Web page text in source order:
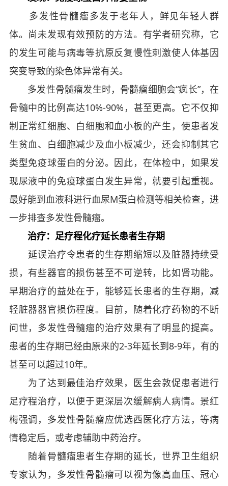
多发性骨髓瘤多发于老年人，鲜见年轻人群
体。尚未发现有效预防的方法。有学者研究称，它
的发生可能与病毒等抗原反复慢性刺激使人体基因
突变导致的染色体异常有关。
多发性骨髓瘤发生时，骨髓瘤细胞会“疯长”，在
骨髓中的比例高达10%-90%，甚至更高。它不仅抑
制正常红细胞、白细胞和血小板的产生，使患者发
生贫血、白细胞减少及血小板减少，还会抑制其它
类型免疫球蛋白的分泌。因此，在体检中，如果发
现尿液中的免疫球蛋白发生异常，就要引起重视。
最好能到血液科进行血尿M蛋白检测等相关检查，进
一步排查多发性骨髓瘤。
治疗：足疗程化疗延长患者生存期
延误治疗令患者的生存期缩短以及脏器持续受
损，有些器官的损伤甚至不可逆转，比如肾功能。
早期治疗的益处在于，能够延长患者的生存期，减
轻脏器器官损伤程度。目前，随着化疗药物的不断
问世，多发性骨髓瘤的治疗效果有了明显的提高。
患者的生存期已经由原来的2-3年延长到8-9年，有的
甚至可以超过10年。
为了达到最佳治疗效果，医生会敦促患者进行
足疗程治疗，以便于更深层次缓解病人病情。景红
梅强调，多发性骨髓瘤应优选西医化疗方法，等病
情稳定后，或考虑辅助中药治疗。
随着骨髓瘤患者生存期的延长，世界卫生组织
专家认为，多发性骨髓瘤可以视为像高血压、冠心